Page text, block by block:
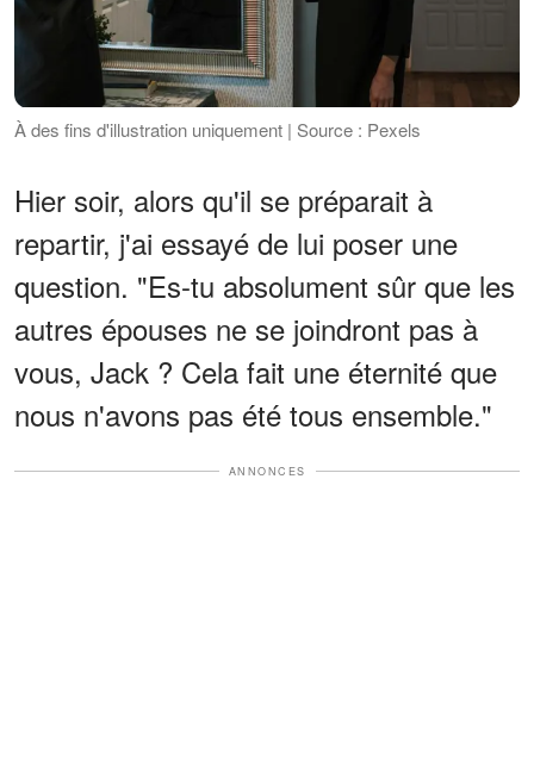
À des fins d'illustration uniquement | Source : Pexels
Hier soir, alors qu'il se préparait à
repartir, j'ai essayé de lui poser une
question. "Es-tu absolument sûr que les
autres épouses ne se joindront pas à
vous, Jack ? Cela fait une éternité que
nous n'avons pas été tous ensemble."
ANNONCES